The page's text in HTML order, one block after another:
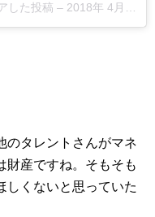
した投稿 – 2018年 4月月13日午後1時19分PDT
のタレントさんがマネ
財産ですね。そもそも
しくないと思っていた